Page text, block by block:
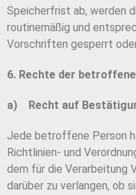
Speicherfrist ab, werden
routinemäßig und
Vorschriften gesperrt
6. Rechte der
a) Recht auf
Jede betroffene Person
Richtlinien- und
dem für die Verarbeitung
darüber zu verlangen, ob